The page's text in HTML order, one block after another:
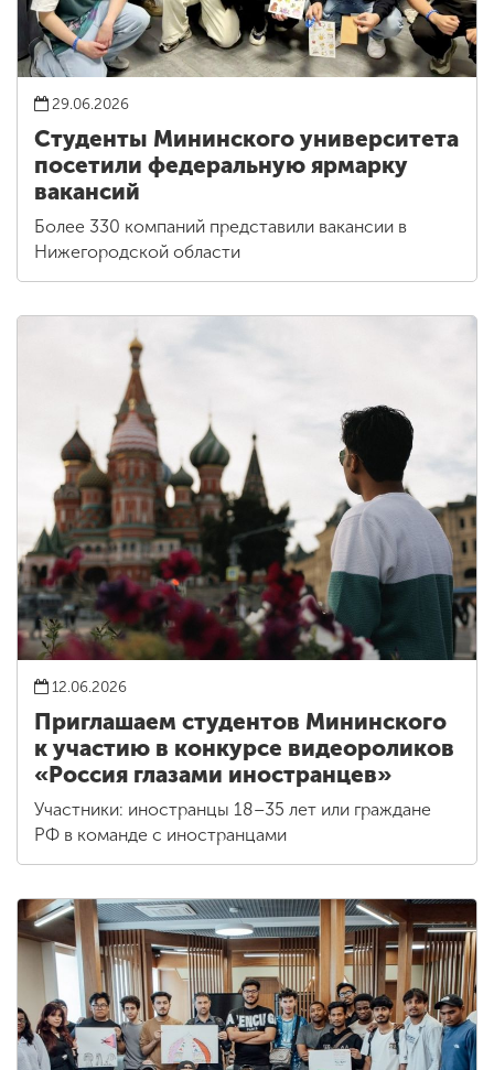
29.06.2026
Студенты Мининского университета
посетили федеральную ярмарку
вакансий
Более 330 компаний представили вакансии в
Нижегородской области
12.06.2026
Приглашаем студентов Мининского
к участию в конкурсе видеороликов
«Россия глазами иностранцев»
Участники: иностранцы 18–35 лет или граждане
РФ в команде с иностранцами